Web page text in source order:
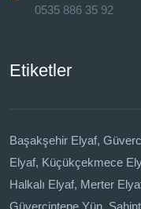
0535 886 35 92
Etiketler
Başakşehir Elyaf,
Elyaf, Küçükçekmece
Halkalı Elyaf, Merter
Güvercintepe Yün,